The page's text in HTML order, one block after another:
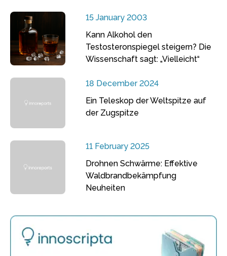
15 January 2003
Kann Alkohol den
Testosteronspiegel steigern? Die
Wissenschaft sagt: „Vielleicht“
18 December 2024
Ein Teleskop der Weltspitze auf
der Zugspitze
11 February 2025
Drohnen Schwärme: Effektive
Waldbrandbekämpfung
Neuheiten